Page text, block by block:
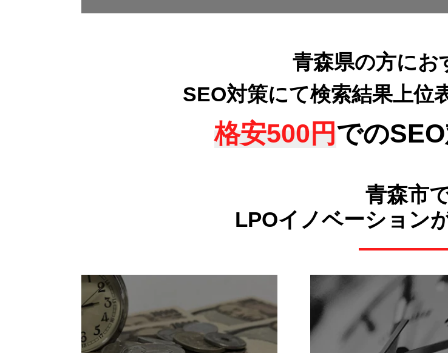
青森県の方にお
SEO対策にて検索結果上位
格安500円での
青森市
LPOイノベーション